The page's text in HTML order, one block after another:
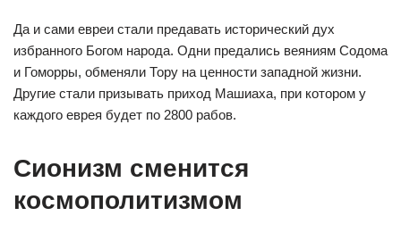
Да и сами евреи стали предавать исторический дух
избранного Богом народа. Одни предались веяниям Содома
и Гоморры, обменяли Тору на ценности западной жизни.
Другие стали призывать приход Машиаха, при котором у
каждого еврея будет по 2800 рабов.
Сионизм сменится
космополитизмом